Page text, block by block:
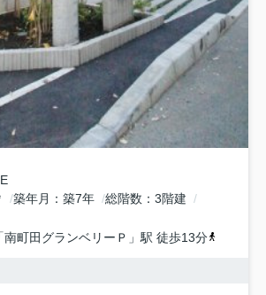
築年月 築7年 総階数
3階建
「南町田グランベリーＰ 」駅 徒歩13分